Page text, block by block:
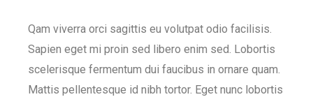
Qam viverra orci sagittis eu volutpat odio facilisis.
Sapien eget mi proin sed libero enim sed. Lobortis
scelerisque fermentum dui faucibus in ornare quam.
Mattis pellentesque id nibh tortor. Eget nunc lobortis